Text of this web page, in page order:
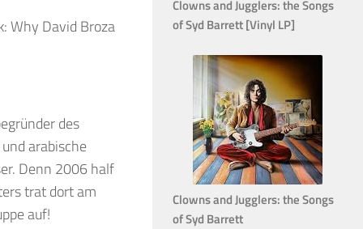
Why David Broza
des
arabische
Denn 2006 half
trat dort am
auf!
Clowns and Jugglers: the Songs
of Syd Barrett [Vinyl LP]
Clowns and Jugglers: the Songs
of Syd Barrett